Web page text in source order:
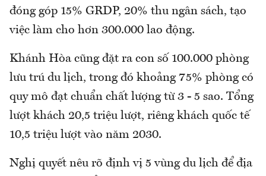
đóng góp 15% GRDP, 20% thu ngân sách, tạo
việc làm cho hơn 300.000 lao động.
Khánh Hòa cũng đặt ra con số 100.000 phòng
lưu trú du lịch, trong đó khoảng 75% phòng có
quy mô đạt chuẩn chất lượng từ 3 - 5 sao. Tổng
lượt khách 20,5 triệu lượt, riêng khách quốc tế
10,5 triệu lượt vào năm 2030.
Nghị quyết nêu rõ định vị 5 vùng du lịch để địa